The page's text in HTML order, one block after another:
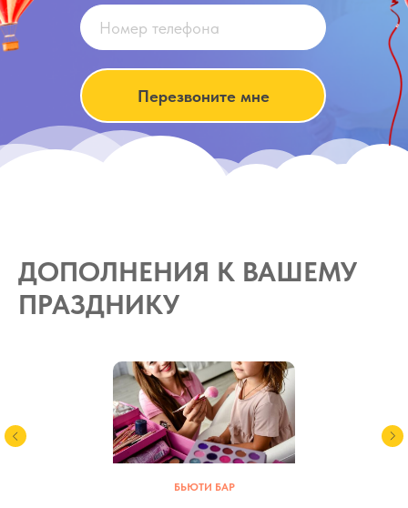
Перезвоните мне
ДОПОЛНЕНИЯ К ВАШЕМУ
ПРАЗДНИКУ
БЬЮТИ БАР